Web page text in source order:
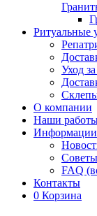
Ритуальные
Уход
О компании
Наши
Информации
Советы
FAQ
Контакты
0 Корзина